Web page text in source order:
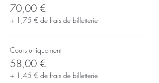
70,00 €
+ 1,75 € de frais de billetterie
Cours uniquement
58,00 €
+ 1,45 € de frais de billetterie